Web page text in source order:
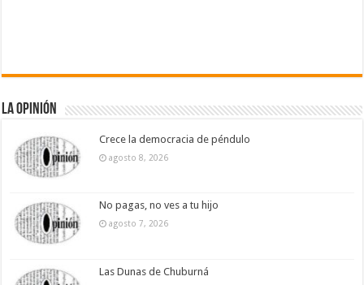
La Opinión
Crece la democracia de péndulo
agosto 8, 2026
No pagas, no ves a tu hijo
agosto 7, 2026
Las Dunas de Chuburná